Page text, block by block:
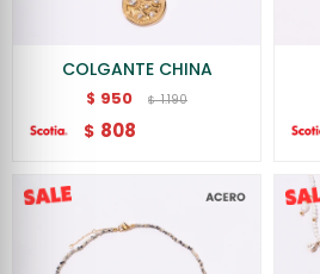
COLGANTE CHINA
$ 950 $ 1.190
$ 808